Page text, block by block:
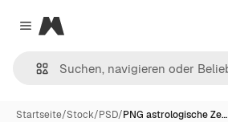
Close menu
Magnific
Startseite/Stock/PSD/PNG astrologische Ze…